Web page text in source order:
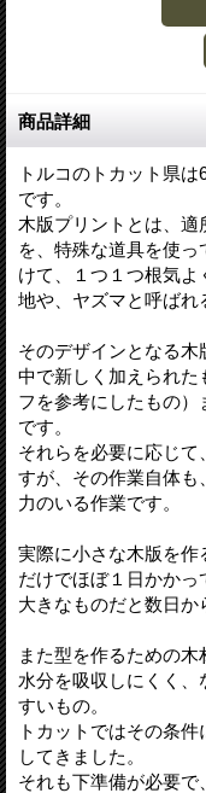
商品詳細
トルコのトカット県
です。
木版プリントとは、
を、特殊な道具を使
けて、１つ１つ根気
地や、ヤズマと呼ばれ
そのデザインとなる
中で新しく加えられた
フを参考にしたもの）
です。
それらを必要に応じて
すが、その作業自体も
力のいる作業です。
実際に小さな木版を作
だけでほぼ１日かかっ
大きなものだと数日か
また型を作るための木
水分を吸収しにくく
すいもの。
トカットではその条
してきました。
それも下準備が必要で